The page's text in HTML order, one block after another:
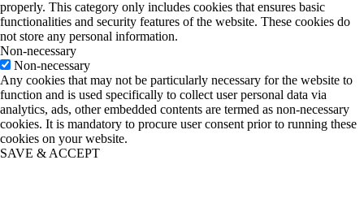
properly. This category only includes cookies that ensures basic
functionalities and security features of the website. These cookies do
not store any personal information.
Non-necessary
Non-necessary
Any cookies that may not be particularly necessary for the website to
function and is used specifically to collect user personal data via
analytics, ads, other embedded contents are termed as non-necessary
cookies. It is mandatory to procure user consent prior to running these
cookies on your website.
SAVE & ACCEPT